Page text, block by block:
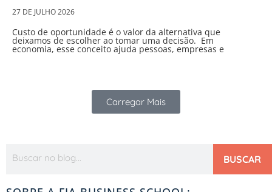
27 DE JULHO 2026
Custo de oportunidade é o valor da alternativa que
deixamos de escolher ao tomar uma decisão. Em
economia, esse conceito ajuda pessoas, empresas e
Carregar Mais
BUSCAR